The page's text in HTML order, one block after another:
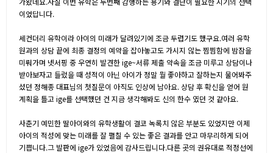
이었답니다.
세컨더리 유학이라 아이의 미래가 달려있기에 조금 두렵기도 했구요.여러 유학
원과의 상담 끝에 최종 결정의 예약을 잡아놓고도 가시지 않는 찜찜함에 밤잠을
미뤄가며 넷서핑 중 우연히 발견한 ige~서류 제출 약속을 조금 미루고 상담이나
받아보자고 들렀을 때 성적이 아닌 아이가 정말 뭘 좋아하고 잘하는지 물어봐주
셨던 정해종 대표님의 첫질문이 아직도 인상에 남아요. 상담 후 확신을 얻어 원
계획을 틀고 ige를 선택했던 건 지금 생각해봐도 신의 한수 였던 것 같아요.
사춘기 예민한 딸아이와의 유학생활이 결코 녹록치 않은 부분도 있었지만 이제
아이의 적성에 맞는 미래를 잘 펼칠 수 있는 좋은 결과를 안고 마무리하게 되어
기쁩니다.그 발판에 ige가 있었음에 감사드립니다.다른 곳의 권유대로 적정선에